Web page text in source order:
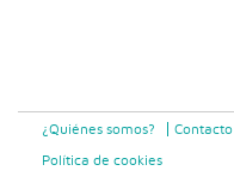
¿Quiénes somos? Contacto
Política de cookies